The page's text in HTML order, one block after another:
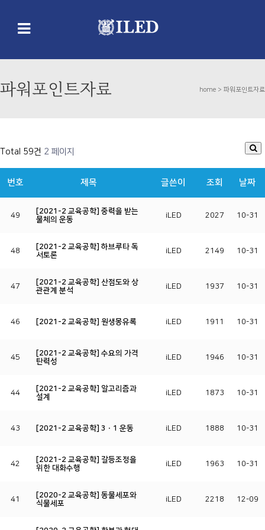
파워포인트자료 home > 파워포인트자료
Total 59건 2 페이지
번호 제목 글쓴이 조회 날짜
49
[2021-2 교육공학] 중력을 받는
물체의 운동
iLED 2027 10-31
48
[2021-2 교육공학] 하브루타 독
서토론
iLED 2149 10-31
47
[2021-2 교육공학] 산점도와 상
관관계 분석
iLED 1937 10-31
46 [2021-2 교육공학] 원생몽유록 iLED 1911 10-31
45
[2021-2 교육공학] 수요의 가격
탄력성
iLED 1946 10-31
44
[2021-2 교육공학] 알고리즘과
설계
iLED 1873 10-31
43 [2021-2 교육공학] 3ㆍ1 운동 iLED 1888 10-31
42
[2021-2 교육공학] 갈등조정을
위한 대화수행
iLED 1963 10-31
41
[2020-2 교육공학] 동물세포와
식물세포
iLED 2218 12-09